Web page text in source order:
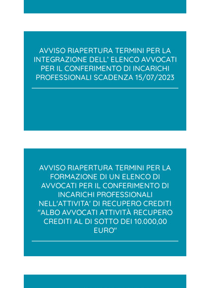
AVVISO RIAPERTURA TERMINI PER LA
INTEGRAZIONE DELL’ ELENCO AVVOCATI
PER IL CONFERIMENTO DI INCARICHI
PROFESSIONALI SCADENZA 15/07/2023
AVVISO RIAPERTURA TERMINI PER LA
FORMAZIONE DI UN ELENCO DI
AVVOCATI PER IL CONFERIMENTO DI
INCARICHI PROFESSIONALI
NELL'ATTIVITA' DI RECUPERO CREDITI
"ALBO AVVOCATI ATTIVITÀ RECUPERO
CREDITI AL DI SOTTO DEI 10.000,00
EURO"